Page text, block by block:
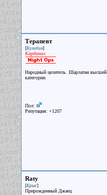
Терапевт
[Кулибин]
Кардинал
Народный целитель. Шарлатан высшей
категории.
Пол:
Репутация: +1207
Raty
[Крыс]
Прирожденный Джаец